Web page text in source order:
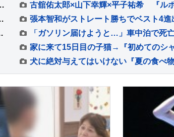
】解禁！ 「新場面写真7点」も！！
「MATSURI JAPAN 2026」
記念試合で豪華メンバーも集結